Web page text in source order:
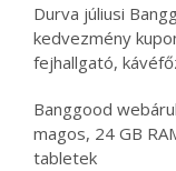
Durva júliusi
kedvezmény
fejhallgató,
Banggood
magos, 24 GB
tabletek